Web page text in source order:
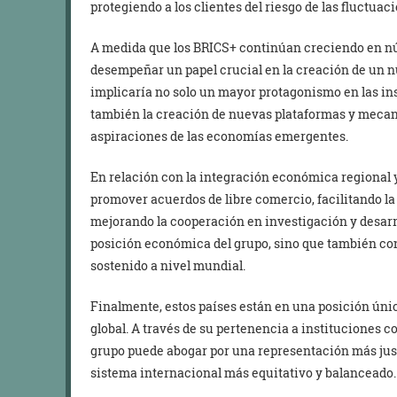
protegiendo a los clientes del riesgo de las
A medida que los BRICS+ continúan creciendo en
desempeñar un papel crucial en la creación de un
implicaría no solo un mayor protagonismo en las
también la creación de nuevas plataformas y
aspiraciones de las economías emergentes.
En relación con la integración económica regional
promover acuerdos de libre comercio, facilitando
mejorando la cooperación en investigación y
posición económica del grupo, sino que también
sostenido a nivel mundial.
Finalmente, estos países están en una posición
global. A través de su pertenencia a instituciones
grupo puede abogar por una representación más
sistema internacional más equitativo y balanceado.